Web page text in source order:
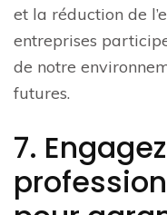
et la réduction de
entreprises
de notre
futures.
7.